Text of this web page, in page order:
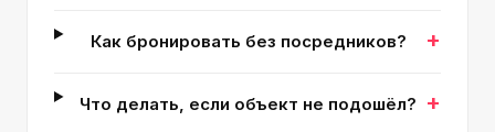
Как бронировать без посредников? +
Что делать, если объект не подошёл? +